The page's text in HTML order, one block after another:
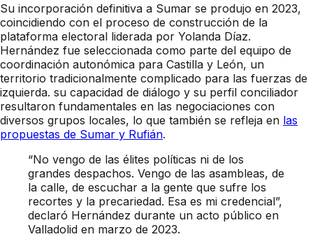
Su incorporación definitiva a Sumar se produjo en 2023,
coincidiendo con el proceso de construcción de la
plataforma electoral liderada por Yolanda Díaz.
Hernández fue seleccionada como parte del equipo de
coordinación autonómica para Castilla y León, un
territorio tradicionalmente complicado para las fuerzas de
izquierda. su capacidad de diálogo y su perfil conciliador
resultaron fundamentales en las negociaciones con
diversos grupos locales, lo que también se refleja en las
propuestas de Sumar y Rufián.
“No vengo de las élites políticas ni de los
grandes despachos. Vengo de las asambleas, de
la calle, de escuchar a la gente que sufre los
recortes y la precariedad. Esa es mi credencial”,
declaró Hernández durante un acto público en
Valladolid en marzo de 2023.